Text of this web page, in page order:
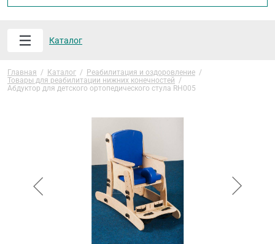
Каталог
Главная / Каталог / Реабилитация и оздоровление /
Товары для реабилитации нижних конечностей /
Абдуктор для детского ортопедического стула RH005